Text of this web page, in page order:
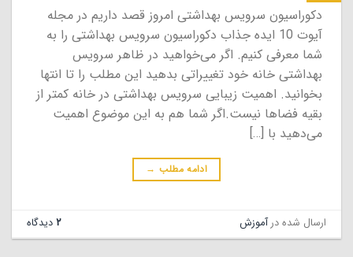
دکوراسیون سرویس بهداشتی امروز قصد داریم در مجله
آیوت 10 ایده جذاب دکوراسیون سرویس بهداشتی را به
شما معرفی کنیم. اگر می‌خواهید در ظاهر سرویس
بهداشتی خانه خود تغییراتی بدهید این مطلب را تا انتها
بخوانید. اهمیت زیبایی سرویس بهداشتی در خانه کمتر از
بقیه فضا‌‌ها نیست.اگر شما هم به این موضوع اهمیت
می‌دهید با […]
ادامه مطلب →
ارسال شده درآموزش ۲دیدگاه